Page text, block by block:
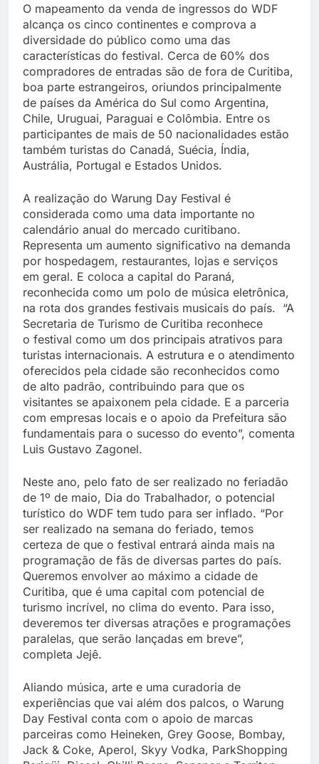
O mapeamento da venda de ingressos do WDF
alcança os cinco continentes e comprova a
diversidade do público como uma das
características do festival. Cerca de 60% dos
compradores de entradas são de fora de Curitiba,
boa parte estrangeiros, oriundos principalmente
de países da América do Sul como Argentina,
Chile, Uruguai, Paraguai e Colômbia. Entre os
participantes de mais de 50 nacionalidades estão
também turistas do Canadá, Suécia, Índia,
Austrália, Portugal e Estados Unidos.
A realização do Warung Day Festival é
considerada como uma data importante no
calendário anual do mercado curitibano.
Representa um aumento significativo na demanda
por hospedagem, restaurantes, lojas e serviços
em geral. E coloca a capital do Paraná,
reconhecida como um polo de música eletrônica,
na rota dos grandes festivais musicais do país. “A
Secretaria de Turismo de Curitiba reconhece
o festival como um dos principais atrativos para
turistas internacionais. A estrutura e o atendimento
oferecidos pela cidade são reconhecidos como
de alto padrão, contribuindo para que os
visitantes se apaixonem pela cidade. E a parceria
com empresas locais e o apoio da Prefeitura são
fundamentais para o sucesso do evento”, comenta
Luis Gustavo Zagonel.
Neste ano, pelo fato de ser realizado no feriadão
de 1º de maio, Dia do Trabalhador, o potencial
turístico do WDF tem tudo para ser inflado. “Por
ser realizado na semana do feriado, temos
certeza de que o festival entrará ainda mais na
programação de fãs de diversas partes do país.
Queremos envolver ao máximo a cidade de
Curitiba, que é uma capital com potencial de
turismo incrível, no clima do evento. Para isso,
deveremos ter diversas atrações e programações
paralelas, que serão lançadas em breve”,
completa Jejê.
Aliando música, arte e uma curadoria de
experiências que vai além dos palcos, o Warung
Day Festival conta com o apoio de marcas
parceiras como Heineken, Grey Goose, Bombay,
Jack & Coke, Aperol, Skyy Vodka, ParkShopping